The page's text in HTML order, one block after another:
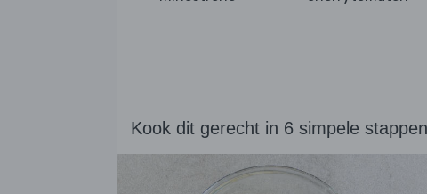
Kook dit gerecht in 6 simpele stappen